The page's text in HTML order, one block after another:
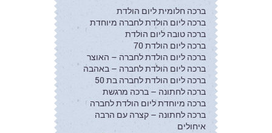
ברכה חלומית ליום הולדת
ברכה ליום הולדת לחברה מיוחדת
ברכה טובה ליום הולדת
ברכה ליום הולדת 70
ברכה ליום הולדת לחברה – האוצר
ברכה ליום הולדת לחברה – באהבה
ברכה ליום הולדת לחברה בת 50
ברכה לחתונה – ברכה מרגשת
ברכה מיוחדת ליום הולדת לחברה
ברכה לחתונה – קצרה עם הרבה
איחולים